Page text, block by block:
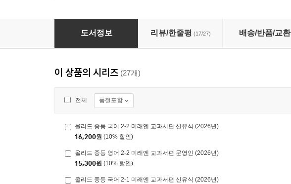
올리드 중등 국어 1-1 미래엔 교과서편 민병곤 (2026년용)
도서정보 리뷰/한줄평 (17/27) 배송/반품/교환
이 상품의 시리즈 (27개)
전체 품절포함
올리드 중등 국어 2-2 미래엔 교과서편 신유식 (2026년)
16,200원 (10% 할인)
올리드 중등 영어 2-2 미래엔 교과서편 문영인 (2026년)
15,300원 (10% 할인)
올리드 중등 국어 2-1 미래엔 교과서편 신유식 (2026년)